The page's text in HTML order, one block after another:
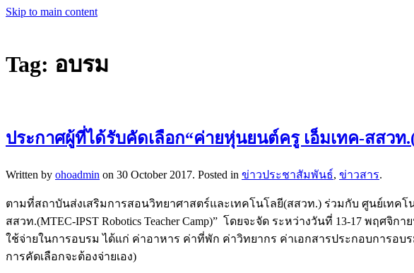
Skip to main content
Tag: อบรม
ประกาศผู้ที่ได้รับคัดเลือก“ค่ายหุ่นยนต์ครู เอ็มเทค-สสวท
Written by ohoadmin on 30 October 2017. Posted in ข่าวประชาสัมพันธ์, ข่าวสาร.
ตามที่สถาบันส่งเสริมการสอนวิทยาศาสตร์และเทคโนโลยี(สสวท.) ร่วมกับ ศูนย์เท
สสวท.(MTEC-IPST Robotics Teacher Camp)” โดยจะจัด ระหว่างวันที่ 13-17 พฤ
ใช้จ่ายในการอบรม ได้แก่ ค่าอาหาร ค่าที่พัก ค่าวิทยากร ค่าเอกสารประกอบการ
การคัดเลือกจะต้องจ่ายเอง)